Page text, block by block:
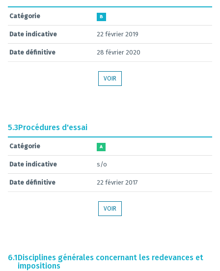
Catégorie B
Date indicative 22 février 2019
Date définitive 28 février 2020
VOIR
5.3Procédures d'essai
Catégorie A
Date indicative s/o
Date définitive 22 février 2017
VOIR
6.1Disciplines générales concernant les redevances et
impositions